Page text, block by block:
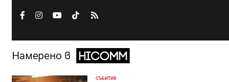
Намерено в
СЪБИТИЯ